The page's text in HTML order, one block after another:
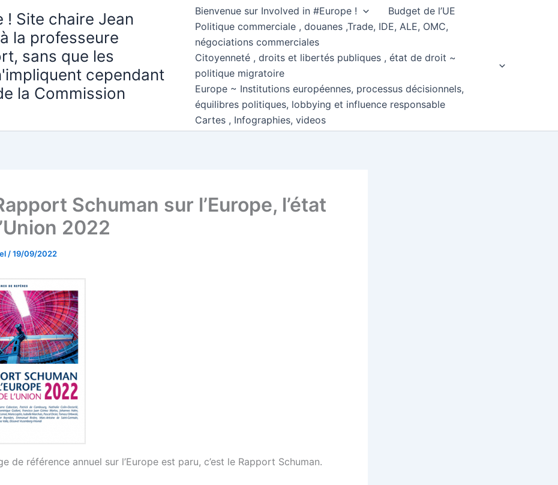
! Site chaire Jean
la professeure
sans que les
cependant
la Commission
Bienvenue sur Involved in #Europe !
Budget de l’UE
Politique commerciale , douanes ,Trade, IDE, ALE, OMC,
négociations commerciales
Citoyenneté , droits et libertés publiques , état de droit ~
politique migratoire
Europe ~ Institutions européennes, processus décisionnels,
équilibres politiques, lobbying et influence responsable
Cartes , Infographies, videos
Schuman sur l’Europe, l’état
2022
/19/09/2022
de référence annuel sur l’Europe est paru, c’est le Rapport Schuman.